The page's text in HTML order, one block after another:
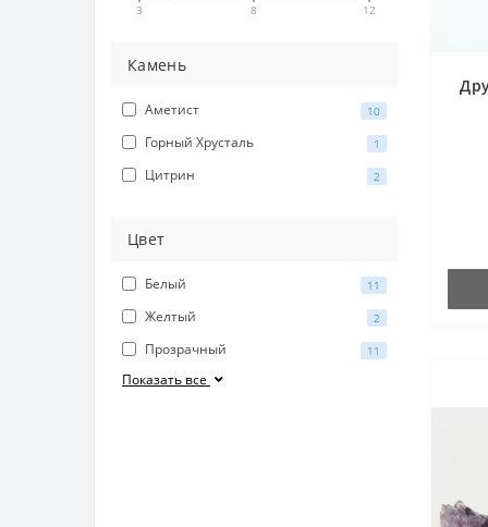
3 8 12
Камень
Аметист 10
Горный Хрусталь 1
Цитрин 2
Цвет
Белый 11
Желтый 2
Прозрачный 11
Показать все